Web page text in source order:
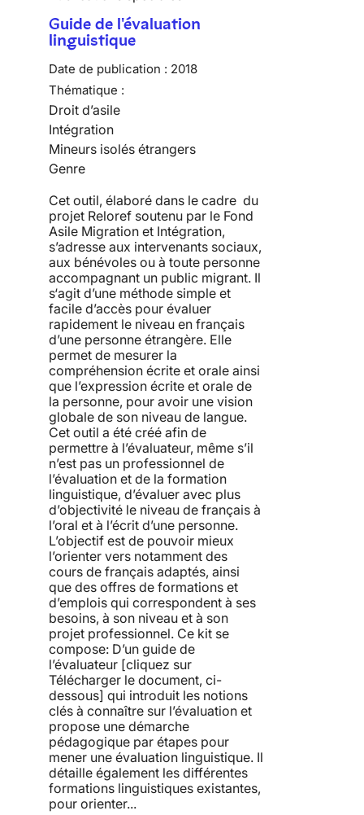
Guide de l'évaluation
linguistique
Date de publication : 2018
Thématique :
Droit d’asile
Intégration
Mineurs isolés étrangers
Genre
Cet outil, élaboré dans le cadre du
projet Reloref soutenu par le Fond
Asile Migration et Intégration,
s’adresse aux intervenants sociaux,
aux bénévoles ou à toute personne
accompagnant un public migrant. Il
s‘agit d’une méthode simple et
facile d’accès pour évaluer
rapidement le niveau en français
d’une personne étrangère. Elle
permet de mesurer la
compréhension écrite et orale ainsi
que l’expression écrite et orale de
la personne, pour avoir une vision
globale de son niveau de langue.
Cet outil a été créé afin de
permettre à l’évaluateur, même s’il
n’est pas un professionnel de
l’évaluation et de la formation
linguistique, d’évaluer avec plus
d’objectivité le niveau de français à
l’oral et à l’écrit d’une personne.
L’objectif est de pouvoir mieux
l’orienter vers notamment des
cours de français adaptés, ainsi
que des offres de formations et
d’emplois qui correspondent à ses
besoins, à son niveau et à son
projet professionnel. Ce kit se
compose: D’un guide de
l’évaluateur [cliquez sur
Télécharger le document, ci-
dessous] qui introduit les notions
clés à connaître sur l’évaluation et
propose une démarche
pédagogique par étapes pour
mener une évaluation linguistique. Il
détaille également les différentes
formations linguistiques existantes,
pour orienter...